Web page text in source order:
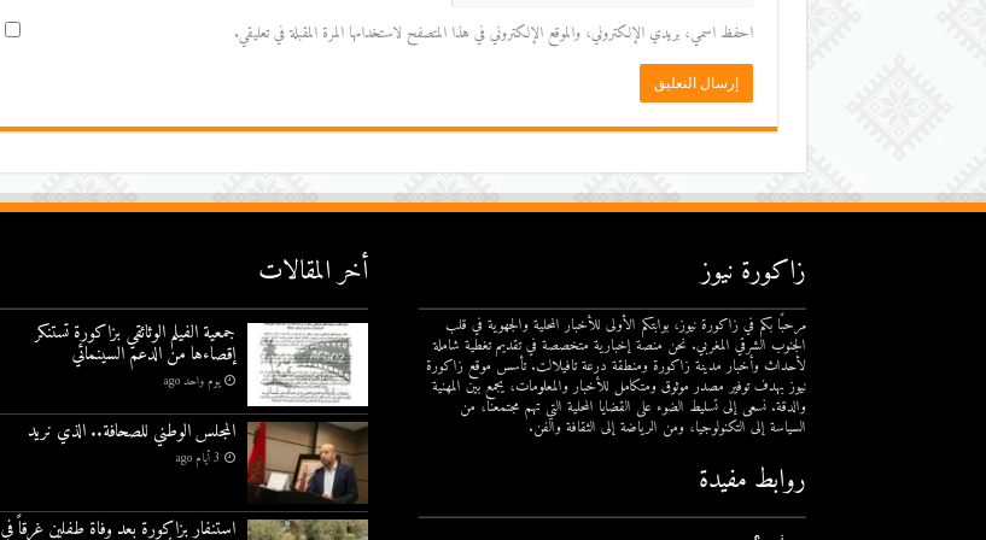
احفظ اسمي، بريدي الإلكتروني، والموقع الإلكتروني في هذا المتصفح لاستخدامها المرة المقبلة في تعليقي.
زاكورة نيوز
مرحبًا بكم في زاكورة نيوز، بوابتكم الأولى للأخبار المحلية والجهوية في قلب
الجنوب الشرقي المغربي. نحن منصة إخبارية متخصصة في تقديم تغطية شاملة
لأحداث وأخبار مدينة زاكورة ومنطقة درعة تافيلالت. تأسس موقع زاكورة
نيوز بهدف توفير مصدر موثوق ومتكامل للأخبار والمعلومات، يجمع بين المهنية
والدقة. نسعى إلى تسليط الضوء على القضايا المحلية التي تهم مجتمعنا، من
السياسة إلى التكنولوجيا، ومن الرياضة إلى الثقافة والفن.
روابط مفيدة
أخر المقالات
جمعية الفيلم الوثائقي بزاكورة تستنكر
إقصاءها من الدعم السينمائي
يوم واحد ago
المجلس الوطني للصحافة.. الذي نريد
3 أيام ago
استنفار بزاكورة بعد وفاة طفلين غرقاً في